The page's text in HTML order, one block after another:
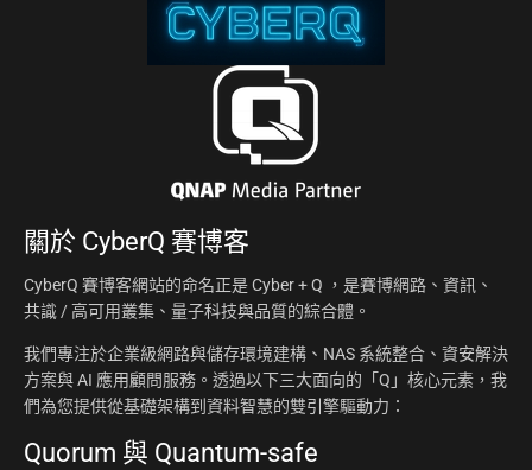
關於 CyberQ 賽博客
CyberQ 賽博客網站的命名正是 Cyber + Q ，是賽博網路、資訊、
共識 / 高可用叢集、量子科技與品質的綜合體。
我們專注於企業級網路與儲存環境建構、NAS 系統整合、資安解決
方案與 AI 應用顧問服務。透過以下三大面向的「Q」核心元素，我
們為您提供從基礎架構到資料智慧的雙引擎驅動力：
Quorum 與 Quantum-safe